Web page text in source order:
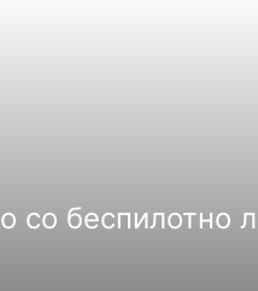
со беспилотно